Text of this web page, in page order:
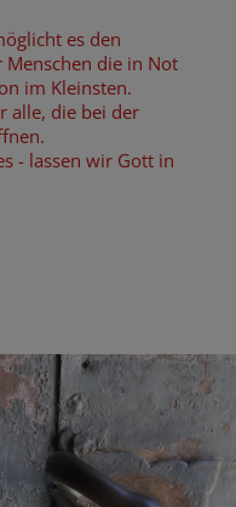
es den
die in Not
im Kleinsten.
alle, die bei der
- lassen wir Gott in